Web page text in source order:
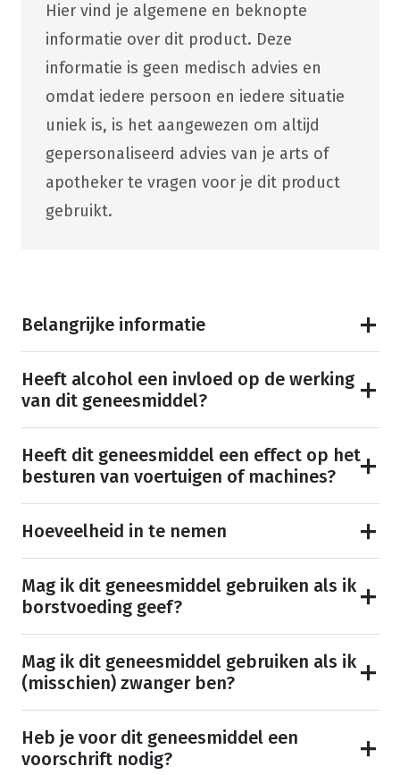
Hier vind je algemene en beknopte
informatie over dit product. Deze
informatie is geen medisch advies en
omdat iedere persoon en iedere situatie
uniek is, is het aangewezen om altijd
gepersonaliseerd advies van je arts of
apotheker te vragen voor je dit product
gebruikt.
Belangrijke informatie
Heeft alcohol een invloed op de werking
van dit geneesmiddel?
Heeft dit geneesmiddel een effect op het
besturen van voertuigen of machines?
Hoeveelheid in te nemen
Mag ik dit geneesmiddel gebruiken als ik
borstvoeding geef?
Mag ik dit geneesmiddel gebruiken als ik
(misschien) zwanger ben?
Heb je voor dit geneesmiddel een
voorschrift nodig?